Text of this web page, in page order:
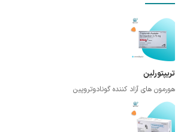
تریپتورلین
هورمون های آزاد کننده گونادوتروپین